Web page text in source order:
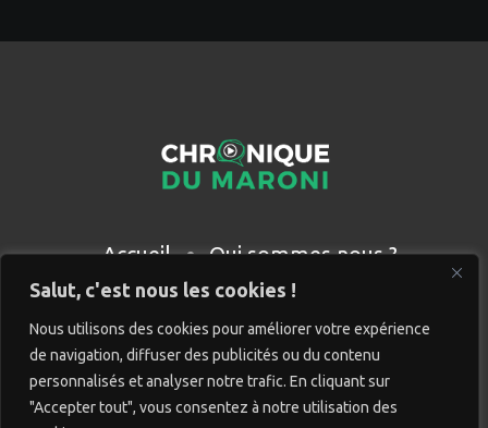
Salut, c'est nous les cookies !
Nous utilisons des cookies pour améliorer votre expérience
de navigation, diffuser des publicités ou du contenu
personnalisés et analyser notre trafic. En cliquant sur
"Accepter tout", vous consentez à notre utilisation des
Accueil
Qui sommes nous ?
Partenaires
Contact